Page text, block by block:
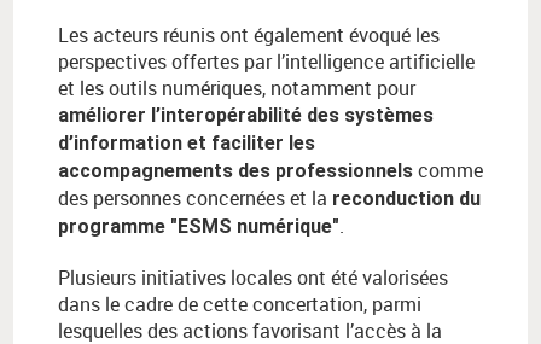
Les acteurs réunis ont également évoqué les
perspectives offertes par l’intelligence artificielle
et les outils numériques, notamment pour
améliorer l’interopérabilité des systèmes
d’information et faciliter les
accompagnements des professionnels comme
des personnes concernées et la reconduction du
programme "ESMS numérique".
Plusieurs initiatives locales ont été valorisées
dans le cadre de cette concertation, parmi
lesquelles des actions favorisant l’accès à la